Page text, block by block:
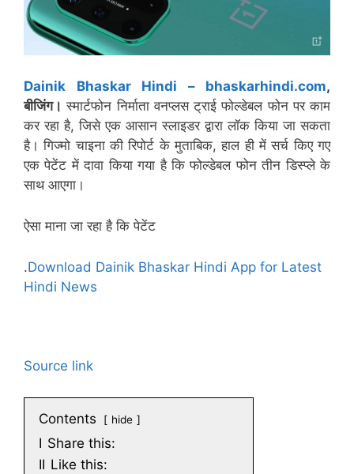
Dainik Bhaskar Hindi – bhaskarhindi.com,
बीजिंग। स्मार्टफोन निर्माता वनप्लस ट्राई फोल्डेबल फोन पर काम
कर रहा है, जिसे एक आसान स्लाइडर द्वारा लॉक किया जा सकता
है। गिज्मो चाइना की रिपोर्ट के मुताबिक, हाल ही में सर्च किए गए
एक पेटेंट में दावा किया गया है कि फोल्डेबल फोन तीन डिस्प्ले के
साथ आएगा।
ऐसा माना जा रहा है कि पेटेंट
.Download Dainik Bhaskar Hindi App for Latest
Hindi News
Source link
Contents hide
I Share this:
II Like this: